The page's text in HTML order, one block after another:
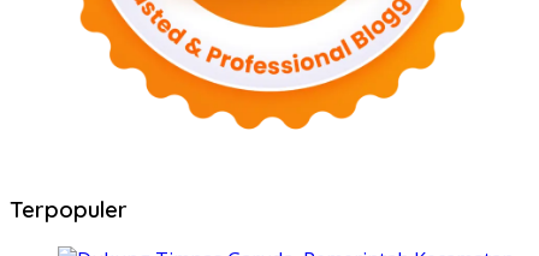
Terpopuler